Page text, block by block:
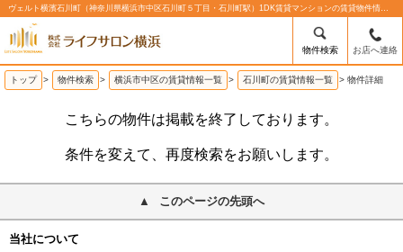
ヴェルト横濱石川町（神奈川県横浜市中区石川町５丁目・石川町駅）1DK賃貸マンションの賃貸物件情報%% | 株式会社ライフサロン横浜
物件検索 お店へ連絡
トップ > 物件検索 > 横浜市中区の賃貸情報一覧 > 石川町の賃貸情報一覧 > 物件詳細
こちらの物件は掲載を終了しております。
条件を変えて、再度検索をお願いします。
このページの先頭へ
当社について